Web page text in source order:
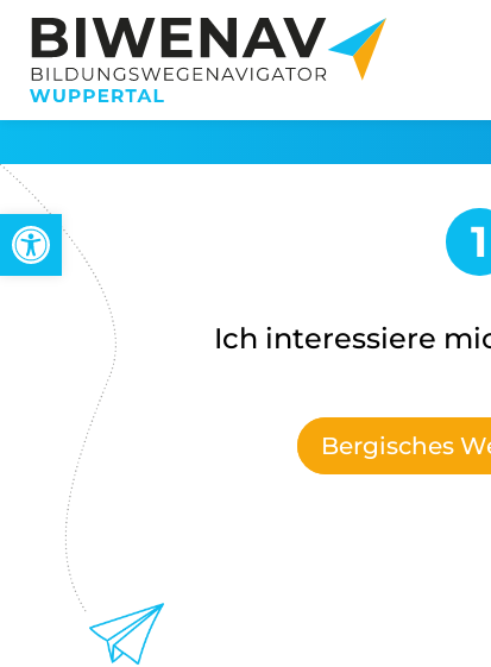
Werkzeugleiste öffnen
Ich interessiere
Bergisches